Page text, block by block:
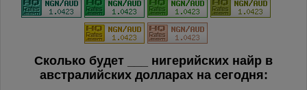
Сколько будет
нигерийских найр в
австралийских долларах на сегодня: